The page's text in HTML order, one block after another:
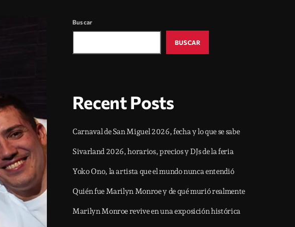
Buscar
BUSCAR
Recent Posts
Carnaval de San Miguel 2026, fecha y lo que se sabe
Sivarland 2026, horarios, precios y DJs de la feria
Yoko Ono, la artista que el mundo nunca entendió
Quién fue Marilyn Monroe y de qué murió realmente
Marilyn Monroe revive en una exposición histórica